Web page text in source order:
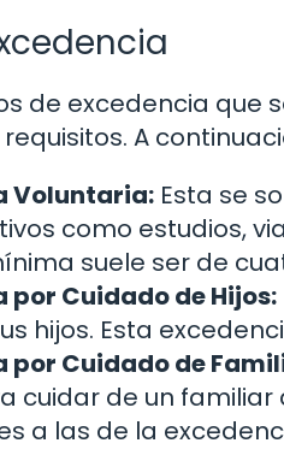
de excedencia que
A
Voluntaria: Esta se
como estudios,
suele ser de
por Cuidado de Hijos:
hijos. Esta
por Cuidado de
cuidar de un
a las de la